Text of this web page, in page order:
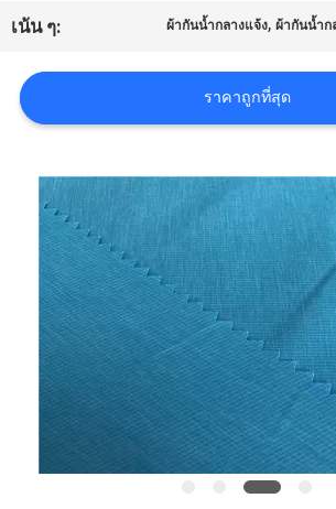
COMPANY
NEWS
แผนผัง
เว็บไซต์
PRIVACY
POLICY
เน้น ๆ: ผ้ากันน้ำกลางแจ้ง,ผ้ากันน้ำก
ราคาถูกที่สุด